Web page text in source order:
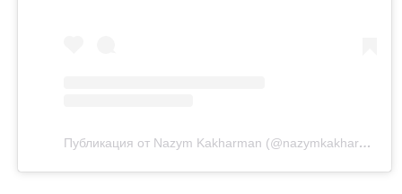
Публикация от Nazym Kakharman (@nazymkakharman)